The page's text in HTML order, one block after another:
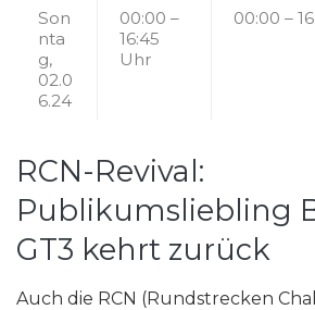
Son
nta
g,
02.0
6.24
00:00 –
16:45
Uhr
00:00 –
RCN-Revival:
Publikumsliebling
GT3 kehrt zurück
Auch die RCN (Rundstrecken